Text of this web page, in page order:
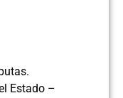
Estado –